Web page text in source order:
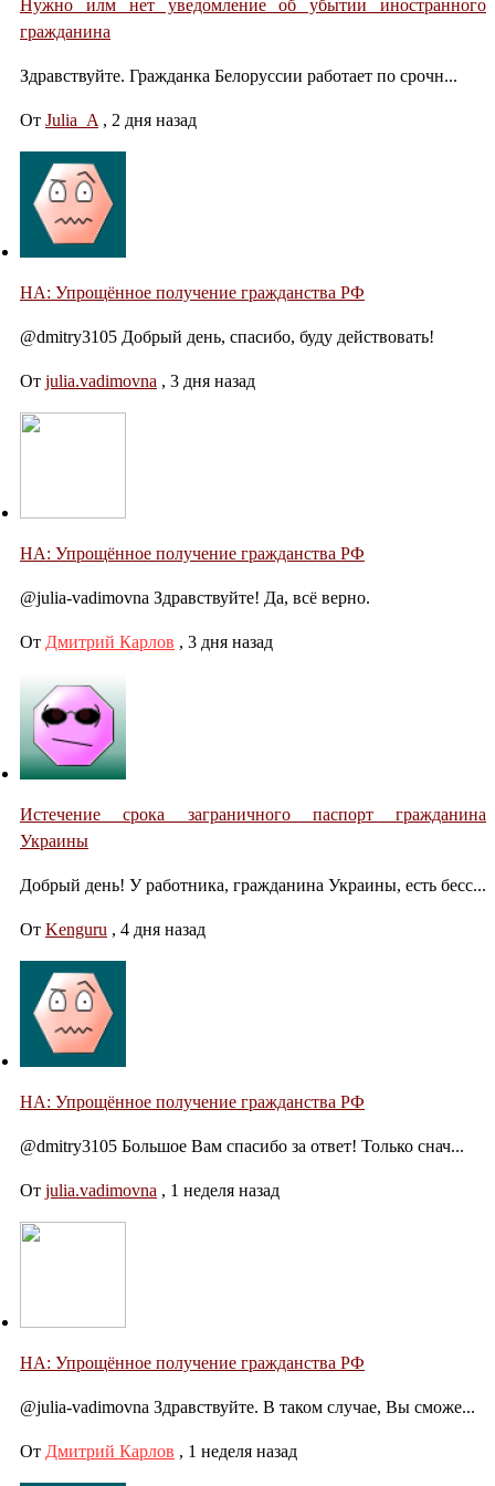
Нужно илм нет уведомление об убытии иностранного
гражданина
Здравствуйте. Гражданка Белоруссии работает по срочн...
От Julia_A , 2 дня назад
НА: Упрощённое получение гражданства РФ
@dmitry3105 Добрый день, спасибо, буду действовать!
От julia.vadimovna , 3 дня назад
НА: Упрощённое получение гражданства РФ
@julia-vadimovna Здравствуйте! Да, всё верно.
От Дмитрий Карлов , 3 дня назад
Истечение срока заграничного паспорт гражданина
Украины
Добрый день! У работника, гражданина Украины, есть бесс...
От Kenguru , 4 дня назад
НА: Упрощённое получение гражданства РФ
@dmitry3105 Большое Вам спасибо за ответ! Только снач...
От julia.vadimovna , 1 неделя назад
НА: Упрощённое получение гражданства РФ
@julia-vadimovna Здравствуйте. В таком случае, Вы сможе...
От Дмитрий Карлов , 1 неделя назад